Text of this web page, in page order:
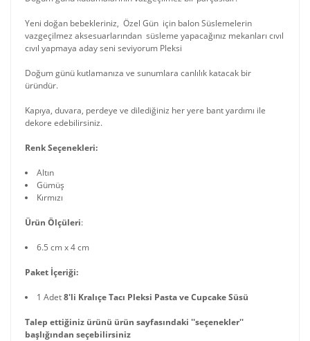
Yeni doğan bebekleriniz, Özel Gün için balon Süslemelerin
vazgeçilmez aksesuarlarından süsleme yapacağınız mekanları cıvıl
cıvıl yapmaya aday seni seviyorum Pleksi
Doğum günü kutlamanıza ve sunumlara canlılık katacak bir
üründür.
Kapıya, duvara, perdeye ve dilediğiniz her yere bant yardımı ile
dekore edebilirsiniz.
Renk Seçenekleri:
Altın
Gümüş
Kırmızı
Ürün Ölçüleri:
6.5 cm x 4 cm
Paket İçeriği:
1 Adet8'li Kralıçe Tacı Pleksi Pasta ve Cupcake Süsü
Talep ettiğiniz ürünü ürün sayfasındaki ''seçenekler''
başlığından seçebilirsiniz